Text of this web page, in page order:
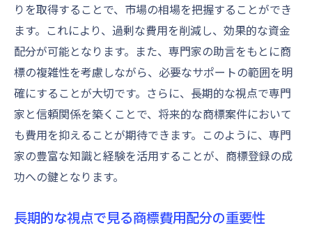
りを取得することで、市場の相場を把握することができ
ます。これにより、過剰な費用を削減し、効果的な資金
配分が可能となります。また、専門家の助言をもとに商
標の複雑性を考慮しながら、必要なサポートの範囲を明
確にすることが大切です。さらに、長期的な視点で専門
家と信頼関係を築くことで、将来的な商標案件において
も費用を抑えることが期待できます。このように、専門
家の豊富な知識と経験を活用することが、商標登録の成
功への鍵となります。
長期的な視点で見る商標費用配分の重要性